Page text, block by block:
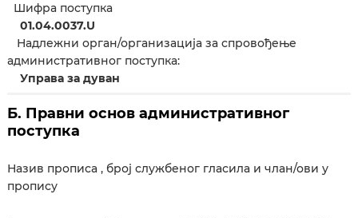
Шифра поступка
01.04.0037.U
Надлежни орган/организација за спровођење
административног поступка:
Управа за дуван
Б. Правни основ административног
поступка
Назив прописа , број службеног гласила и члан/ови у
пропису